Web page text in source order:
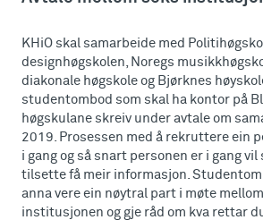
KHiO skal samarbeide med
designhøgskolen, Noregs
diakonale høgskole og Bjørknes
studentombod som skal ha kontor på
høgskulane skreiv under avtale om
2019. Prosessen med å rekruttere ein
i gang og så snart personen er i gang
tilsette få meir informasjon.
anna vere ein nøytral part i møte
institusjonen og gje råd om kva rettar